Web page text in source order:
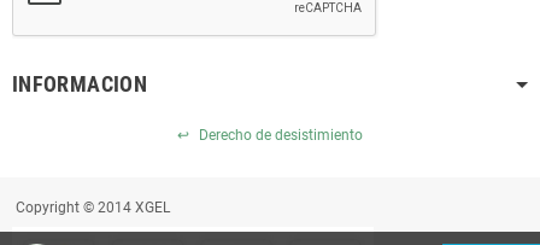
INFORMACION
↩ Derecho de desistimiento
Copyright © 2014 XGEL